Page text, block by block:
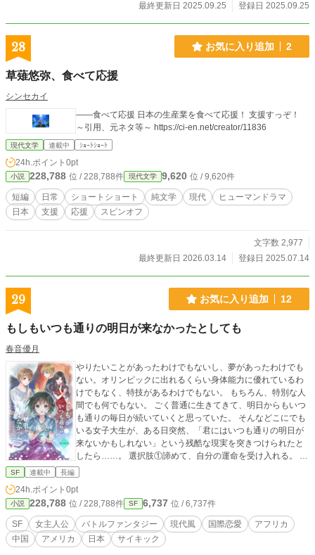
最終更新日 2025.09.25
登録日 2025.09.25
28 お気に入り追加 2
草薙悠弥、食べて応援
シンセカイ
――食べて応援 日本の生産業を食べて応援！ 支援すっぞ！
～引用、元ネタ等～ https://ci-en.net/creator/11836
現代文学 連載中 ｼｮｰﾄｼｮｰﾄ
24h.ポイント 0pt
小説 228,788 位 / 228,788件 現代文学 9,620 位 / 9,620件
短編 日常 ショートショート 純文学 現代
ヒューマンドラマ
日本
支援 応援 スピンオフ
文字数 2,977
最終更新日 2026.03.14
登録日 2025.07.14
29 お気に入り追加 12
もしもいつも通りの明日が来なかったとしても
春音優月
やりたいことがあったわけでもないし、夢があったわけでも
ない。オリンピックに出れるくらい身体能力に優れているわ
けでもなく、特技があるわけでもない。 もちろん、特別な人
間でも何でもない。 ごく普通に生きてきて、明日からもいつ
も通りの毎日が続いていくと思っていた。 そんなどこにでも
いる女子大生が、ある日突然、「君にはいつも通りの明日が
来ないかもしれない」という残酷な現実を突きつけられたと
したら……。 選択肢①諦めて、自分の運命を受け入れる。 選
択肢②いつも通りの明日が来る方法を探す。 →選択肢③怪し
の未来を取り戻す。 2021.08.18〜 バトルファンタジー風味の
現代SF 絵：子兎。さま
SF 連載中 長編
24h.ポイント 0pt
小説 228,788 位 / 228,788件 SF 6,737 位 / 6,737件
SF 女主人公 バトルファンタジー 現代風 国際恋愛
アフリカ
中国
アメリカ 日本 サイキック